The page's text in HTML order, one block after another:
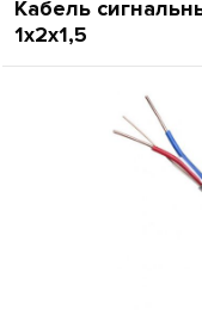
Кабель
1х2х1,5